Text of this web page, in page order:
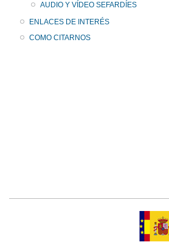
AUDIO Y VÍDEO SEFARDÍES
ENLACES DE INTERÉS
COMO CITARNOS